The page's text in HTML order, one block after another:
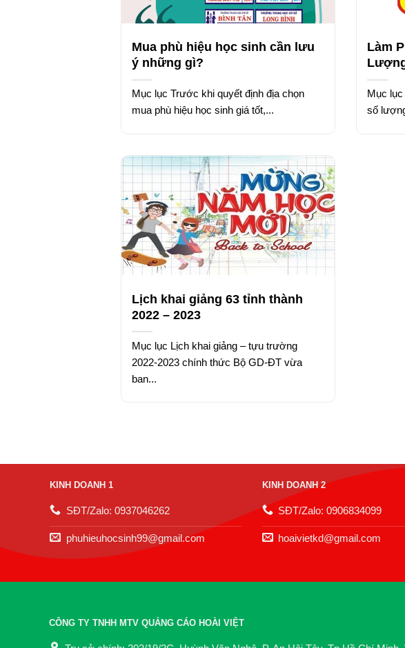
Mua phù hiệu học sinh cần lưu
ý những gì?
Mục lục Trước khi quyết định địa chọn
mua phù hiệu học sinh giá tốt,...
Làm
Mục
số
Lịch khai giảng 63 tỉnh thành
2022 – 2023
Mục lục Lịch khai giảng – tựu trường
2022-2023 chính thức Bộ GD-ĐT vừa
ban...
KINH DOANH 1
SĐT/Zalo: 0937046262
phuhieuhocsinh99@gmail.com
KINH DOANH 2
SĐT/Zalo: 0906834099
hoaivietkd@gmail.com
CÔNG TY TNHH MTV QUẢNG CÁO HOÀI VIỆT